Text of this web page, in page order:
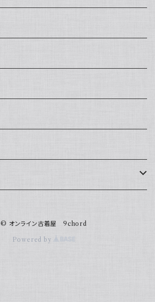
© オンライン古着屋 9chord
Powered by